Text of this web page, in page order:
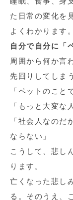
た日常の変化を
よくわかります。
自分で自分に「
周囲から何か言
先回りしてしま
「ペットのこと
「もっと大変な
「社会人なのだ
ならない」
こうして、悲し
ります。
亡くなった悲し
る。そのうえ、